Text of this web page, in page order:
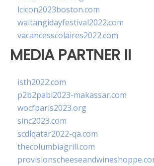
lcicon2023boston.com
waitangidayfestival2022.com
vacancesscolaires2022.com
MEDIA PARTNER II
isth2022.com
p2b2pabi2023-makassar.com
wocfparis2023.org
sinc2023.com
scdlqatar2022-qa.com
thecolumbiagrill.com